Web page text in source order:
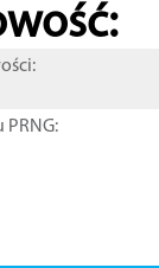
PRNG: